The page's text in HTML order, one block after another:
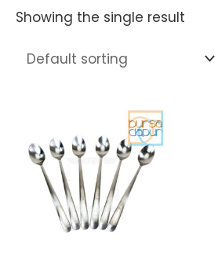
Showing the single result